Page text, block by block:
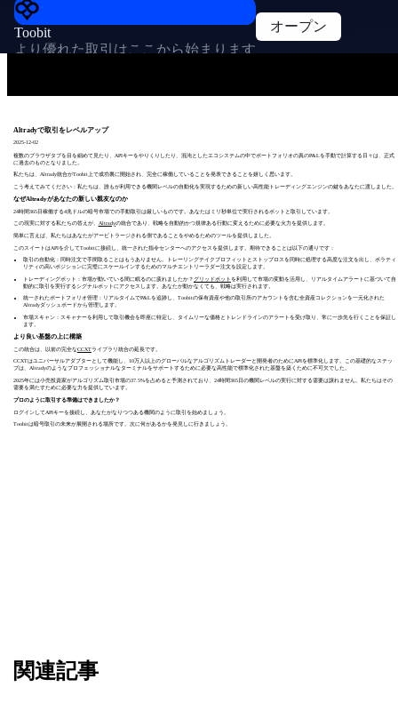
Toobit
より優れた取引はここから始まります
オープン
Altradyで取引をレベルアップ
2025-12-02
複数のブラウザタブを目を細めて見たり、APIキーをやりくりしたり、混沌としたエコシステムの中でポートフォリオの真のP&Lを手動で計算する日々は、正式
に過去のものとなりました。
私たちは、 Altrady統合がToobit上で成功裏に開始され、完全に稼働していることを発表できることを嬉しく思います。
こう考えてみてください：私たちは、誰もが利用できる機関レベルの自動化を実現するための新しい高性能トレーディングエンジンの鍵をあなたに渡しました。
なぜAltradyがあなたの新しい親友なのか
24時間365日稼働する4兆ドルの暗号市場での手動取引は厳しいものです。あなたはミリ秒単位で実行されるボットと取引しています。
この現実に対する私たちの答えが、 Altradyの統合であり、戦略を自動的かつ規律ある行動に変えるために必要な火力を提供します。
簡単に言えば、私たちはあなたがアービトラージされる側であることをやめるためのツールを提供しました。
このスイートはAPIを介してToobitに接続し、統一された指令センターへのアクセスを提供します。期待できることは以下の通りです：
取引の自動化：同時注文で手間取ることはもうありません。トレーリングテイクプロフィットとストップロスを同時に処理する高度な注文を出し、ボラティ
リティの高いポジションに完璧にスケールインするためのマルチエントリーラダー注文を設定します。
トレーディングボット：市場が動いている間に眠るのに疲れましたか？ グリッドボットを利用して市場の変動を活用し、リアルタイムアラートに基づいて自
動的に取引を実行するシグナルボットにアクセスします。あなたが動かなくても、戦略は実行されます。
統一されたポートフォリオ管理：リアルタイムでP&Lを追跡し、Toobitの保有資産や他の取引所のアカウントを含む全資産コレクションを一元化された
Altradyダッシュボードから管理します。
市場スキャン：スキャナーを利用して取引機会を即座に特定し、タイムリーな価格とトレンドラインのアラートを受け取り、常に一歩先を行くことを保証し
ます。
より良い基盤の上に構築
この統合は、以前の完全なCCXTライブラリ統合の延長です。
CCXTはユニバーサルアダプターとして機能し、10万人以上のグローバルなアルゴリズムトレーダーと開発者のためにAPIを標準化します。この基礎的なステッ
プは、Altradyのようなプロフェッショナルなターミナルをサポートするために必要な高性能で標準化された基盤を築くために不可欠でした。
2025年には小売投資家がアルゴリズム取引市場の37.5%を占めると予測されており、24時間365日の機関レベルの実行に対する需要は譲れません。私たちはその
需要を満たすために必要な力を提供しています。
プロのように取引する準備はできましたか？
ログインしてAPIキーを接続し、あなたがなりつつある機関のように取引を始めましょう。
Toobitは暗号取引の未来が展開される場所です。次に何があるかを発見しに行きましょう。
関連記事